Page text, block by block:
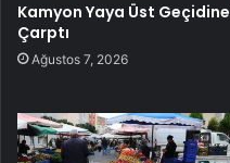
Kamyon Yaya Üst Geçidine
Çarptı
Ağustos 7, 2026